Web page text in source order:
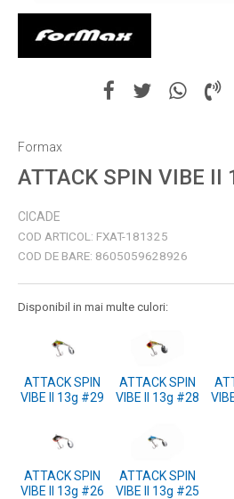
Formax
ATTACK SPIN VIBE II
CICADE
COD ARTICOL: FXAT-181325
COD DE BARE: 8605059628926
Disponibil in mai multe culori:
ATTACK SPIN
VIBE II 13g #29
ATTACK SPIN
VIBE II 13g #28
ATTACK SPIN
VIBE II 13g #26
ATTACK SPIN
VIBE II 13g #25